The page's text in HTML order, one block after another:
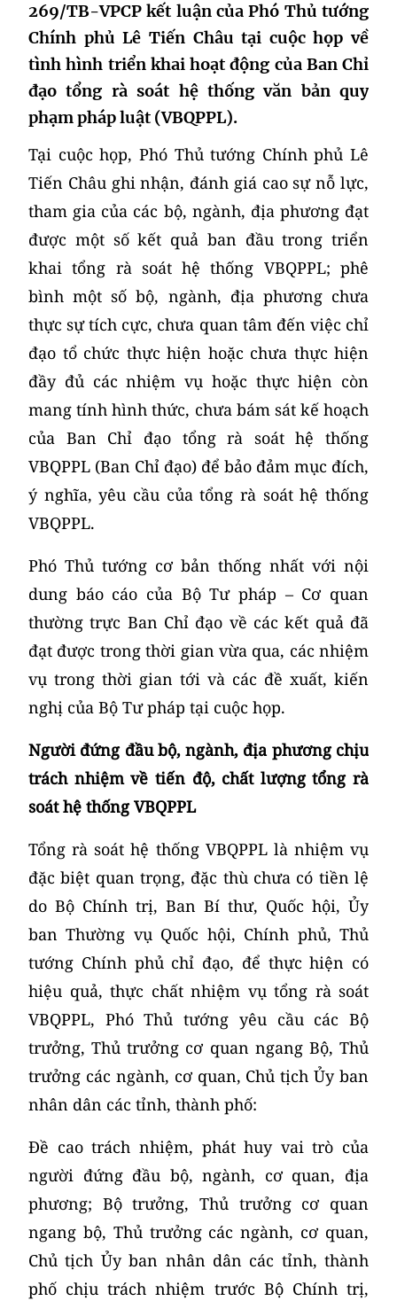
269/TB-VPCP kết luận của Phó Thủ tướng
Chính phủ Lê Tiến Châu tại cuộc họp về
tình hình triển khai hoạt động của Ban Chỉ
đạo tổng rà soát hệ thống văn bản quy
phạm pháp luật (VBQPPL).
Tại cuộc họp, Phó Thủ tướng Chính phủ Lê
Tiến Châu ghi nhận, đánh giá cao sự nỗ lực,
tham gia của các bộ, ngành, địa phương đạt
được một số kết quả ban đầu trong triển
khai tổng rà soát hệ thống VBQPPL; phê
bình một số bộ, ngành, địa phương chưa
thực sự tích cực, chưa quan tâm đến việc chỉ
đạo tổ chức thực hiện hoặc chưa thực hiện
đầy đủ các nhiệm vụ hoặc thực hiện còn
mang tính hình thức, chưa bám sát kế hoạch
của Ban Chỉ đạo tổng rà soát hệ thống
VBQPPL (Ban Chỉ đạo) để bảo đảm mục đích,
ý nghĩa, yêu cầu của tổng rà soát hệ thống
VBQPPL.
Phó Thủ tướng cơ bản thống nhất với nội
dung báo cáo của Bộ Tư pháp – Cơ quan
thường trực Ban Chỉ đạo về các kết quả đã
đạt được trong thời gian vừa qua, các nhiệm
vụ trong thời gian tới và các đề xuất, kiến
nghị của Bộ Tư pháp tại cuộc họp.
Người đứng đầu bộ, ngành, địa phương chịu
trách nhiệm về tiến độ, chất lượng tổng rà
soát hệ thống VBQPPL
Tổng rà soát hệ thống VBQPPL là nhiệm vụ
đặc biệt quan trọng, đặc thù chưa có tiền lệ
do Bộ Chính trị, Ban Bí thư, Quốc hội, Ủy
ban Thường vụ Quốc hội, Chính phủ, Thủ
tướng Chính phủ chỉ đạo, để thực hiện có
hiệu quả, thực chất nhiệm vụ tổng rà soát
VBQPPL, Phó Thủ tướng yêu cầu các Bộ
trưởng, Thủ trưởng cơ quan ngang Bộ, Thủ
trưởng các ngành, cơ quan, Chủ tịch Ủy ban
nhân dân các tỉnh, thành phố:
Đề cao trách nhiệm, phát huy vai trò của
người đứng đầu bộ, ngành, cơ quan, địa
phương; Bộ trưởng, Thủ trưởng cơ quan
ngang bộ, Thủ trưởng các ngành, cơ quan,
Chủ tịch Ủy ban nhân dân các tỉnh, thành
phố chịu trách nhiệm trước Bộ Chính trị,